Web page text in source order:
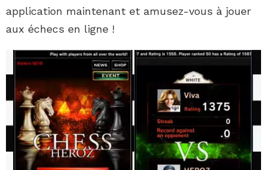
application maintenant et amusez-vous à jouer
aux échecs en ligne !